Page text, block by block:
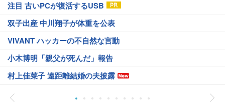
注目 古いPCが復活するUSB
双子出産 中川翔子が体重を公表
VIVANT ハッカーの不自然な言動
小木博明「親父が死んだ」報告
村上佳菜子 遠距離結婚の夫披露